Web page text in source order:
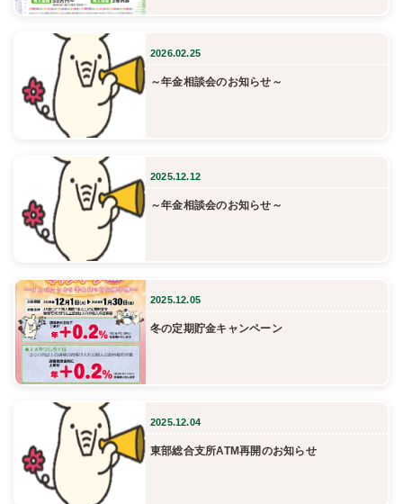
2026.02.25
～年金相談会のお知らせ～
2025.12.12
～年金相談会のお知らせ～
2025.12.05
冬の定期貯金キャンペーン
2025.12.04
東部総合支所ATM再開のお知らせ